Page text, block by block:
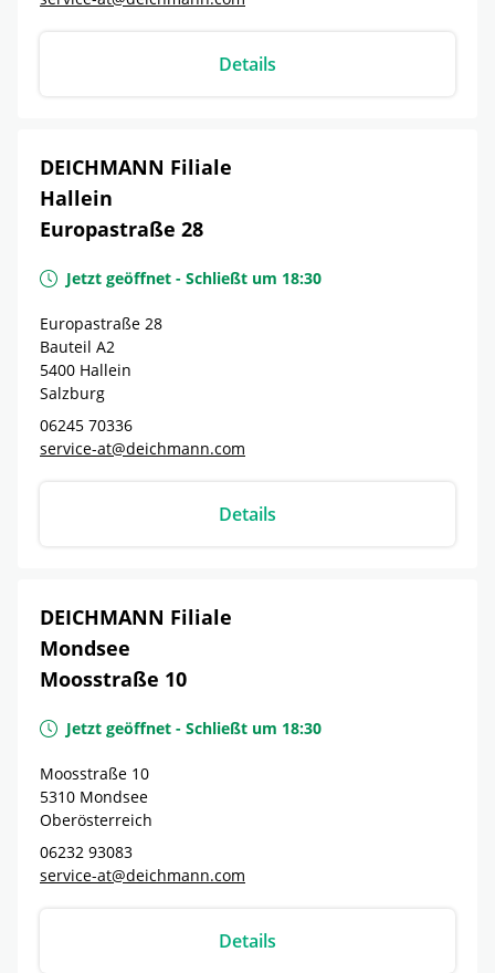
Details
DEICHMANN Filiale
Hallein
Europastraße 28
Jetzt geöffnet - Schließt um 18:30
Europastraße 28
Bauteil A2
5400 Hallein
Salzburg
06245 70336
service-at@deichmann.com
Details
DEICHMANN Filiale
Mondsee
Moosstraße 10
Jetzt geöffnet - Schließt um 18:30
Moosstraße 10
5310 Mondsee
Oberösterreich
06232 93083
service-at@deichmann.com
Details